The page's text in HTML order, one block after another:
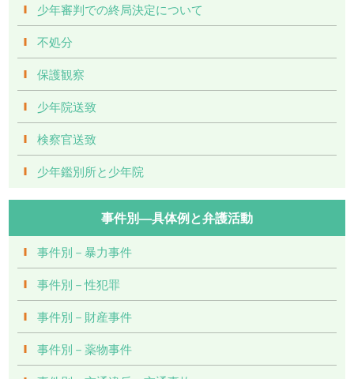
少年審判での終局決定について
不処分
保護観察
少年院送致
検察官送致
少年鑑別所と少年院
事件別―具体例と弁護活動
事件別－暴力事件
事件別－性犯罪
事件別－財産事件
事件別－薬物事件